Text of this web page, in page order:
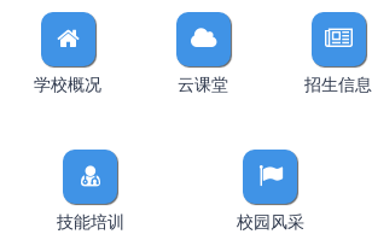
学校概况 云课堂 招生信息
技能培训 校园风采